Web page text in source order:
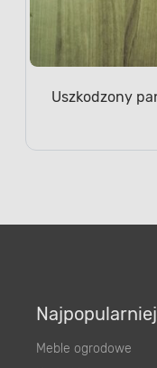
Uszkodzony
Meble ogrodowe